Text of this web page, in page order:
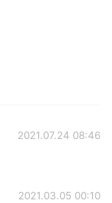
2021.07.24 08:46
2021.03.05 00:10